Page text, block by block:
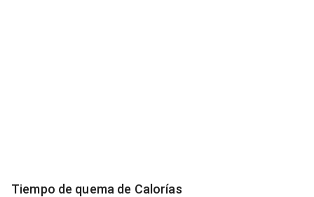
Tiempo de quema de Calorías